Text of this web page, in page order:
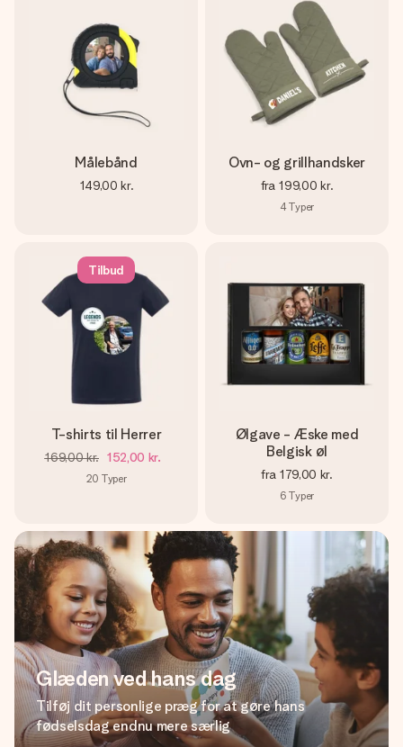
Målebånd
149,00 kr.
Ovn- og grillhandsker
fra 199,00 kr.
4Typer
Tilbud
T-shirts til Herrer
169,00 kr. 152,00 kr.
20 Typer
Ølgave - Æske med
Belgisk øl
fra 179,00 kr.
6 Typer
Glæden ved hans dag
Tilføj dit personlige præg for at gøre hans
fødselsdag endnu mere særlig